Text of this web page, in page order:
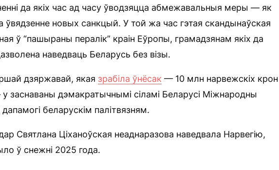
да якіх час ад часу ўводзяцца абмежавальныя меры — як
ўвядзенне новых санкцый. У той жа час гэтая скандынаўская
ў “пашыраны пералік” краін Еўропы, грамадзянам якіх да
наведваць Беларусь без візы.
дзяржавай, якая зрабіла ўнёсак — 10 млн нарвежскіх крон
заснаваны дэмакратычнымі сіламі Беларусі Міжнародны
беларускім палітвязням.
Святлана Ціханоўская неаднаразова наведвала Нарвегію,
ў снежні 2025 года.